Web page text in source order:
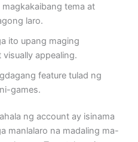
tema at
laro.
ito upang maging
appealing.
feature tulad ng
games.
ng account ay isinama
manlalaro na madaling ma-